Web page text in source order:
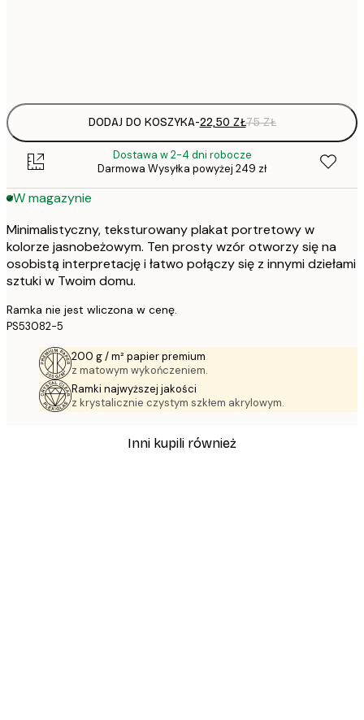
DODAJ DO KOSZYKA-22,50 ZŁ75 ZŁ
Dostawa w 2-4 dni robocze
Darmowa Wysyłka powyżej 249 zł
W magazynie
Minimalistyczny, teksturowany plakat portretowy w
kolorze jasnobeżowym. Ten prosty wzór otworzy się na
osobistą interpretację i łatwo połączy się z innymi dziełami
sztuki w Twoim domu.
Ramka nie jest wliczona w cenę.
PS53082-5
200 g / m² papier premium
z matowym wykończeniem.
Ramki najwyższej jakości
z krystalicznie czystym szkłem akrylowym.
Inni kupili również